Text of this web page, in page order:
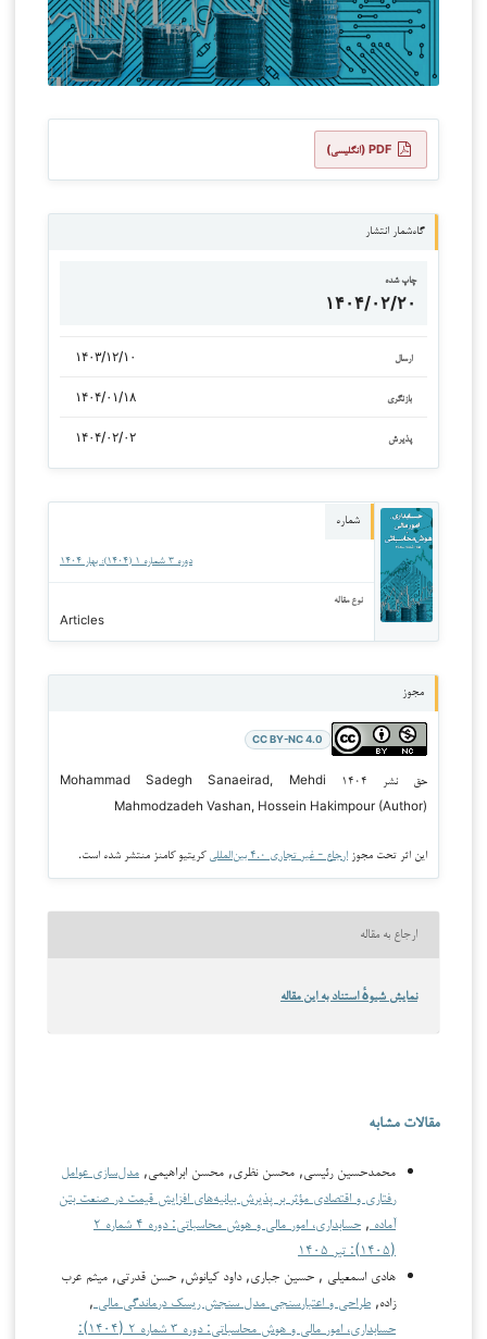
PDF (انگلیسی)
گاه‌شمار انتشار
چاپ شده
۱۴۰۴/۰۲/۲۰
ارسال ۱۴۰۳/۱۲/۱۰
بازنگری ۱۴۰۴/۰۱/۱۸
پذیرش ۱۴۰۴/۰۲/۰۲
شماره
دوره ۳ شماره ۱ (۱۴۰۴): بهار ۱۴۰۴
نوع مقاله
Articles
مجوز
CC BY-NC 4.0
حق نشر ۱۴۰۴ Mohammad Sadegh Sanaeirad, Mehdi
Mahmodzadeh Vashan, Hossein Hakimpour (Author)
این اثر تحت مجوز ارجاع - غیر تجاری ۴.۰ بین‌المللی کریتیو کامنز منتشر شده است.
ارجاع به مقاله
نمایش شیوهٔ استناد به این مقاله
مقالات مشابه
محمدحسین رئیسی, محسن نظری, محسن ابراهیمی, مدل‌سازی عوامل
رفتاری و اقتصادی مؤثر بر پذیرش بیانیه‌های افزایش قیمت در صنعت بتن
آماده ,
حسابداری، امور مالی و هوش محاسباتی: دوره ۴ شماره ۲
(۱۴۰۵): تیر ۱۴۰۵
هادی اسمعیلی , حسین جباری, داود کیانوش, حسن قدرتی, میثم عرب
زاده, طراحی و اعتبارسنجی مدل سنجش ریسک درماندگی مالی ,
حسابداری، امور مالی و هوش محاسباتی: دوره ۳ شماره ۲ (۱۴۰۴):